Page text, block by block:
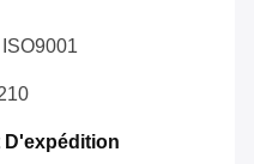
D'expédition